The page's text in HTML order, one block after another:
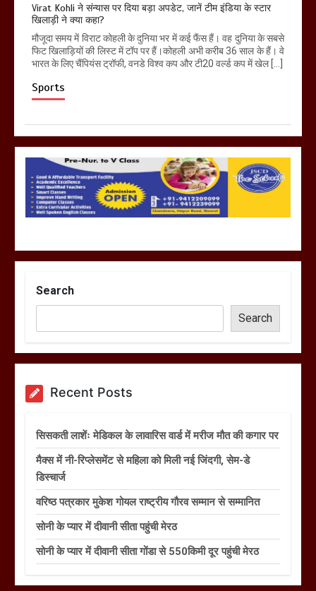
Virat Kohli ने संन्यास पर दिया बड़ा अपडेट, जानें टीम इंडिया के स्टार
खिलाड़ी ने क्या कहा?
मौजूदा समय में विराट कोहली के दुनिया भर में कई फैंस हैं। वह दुनिया के सबसे
फिट खिलाड़ियों की लिस्ट में टॉप पर हैं।कोहली अभी करीब 36 साल के हैं। वे
भारत के लिए चैंपियंस ट्रॉफी, वनडे विश्व कप और टी20 वर्ल्ड कप में खेल […]
Sports
Search
Search
Recent Posts
सिसकती लाशेंः मेडिकल के लावारिस वार्ड में मरीज मौत की कगार पर
मैक्स में नी-रिप्लेसमेंट से महिला को मिली नई जिंदगी, सेम-डे
डिस्चार्ज
वरिष्ठ पत्रकार मुकेश गोयल राष्ट्रीय गौरव सम्मान से सम्मानित
सोनी के प्यार में दीवानी सीता पहुंची मेरठ
सोनी के प्यार में दीवानी सीता गोंडा से 550किमी दूर पहुंची मेरठ